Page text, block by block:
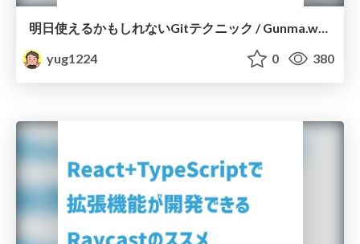
明日使えるかもしれないGitテクニック / Gunma.web#47
yug1224
0 380